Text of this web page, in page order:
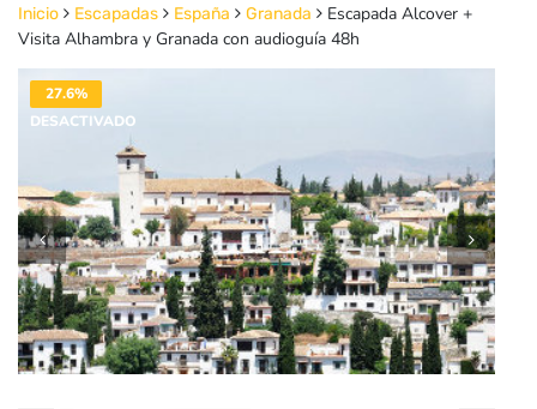
Inicio Escapadas España Granada
Escapada Alcover +
Visita Alhambra y Granada con audioguía 48h
27.6%
DESACTIVADO